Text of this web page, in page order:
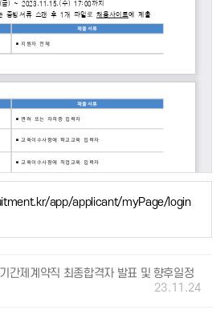
app/applicant/myPage/login
간제계약직 최종합격자 발표 및 향후일정
23.11.24